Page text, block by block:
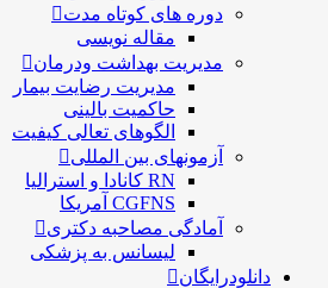
دوره های کوتاه مدت
مقاله نویسی
مدیریت بهداشت ودرمان
مديريت رضايت بيمار
حاكميت بالينی
الگوهای تعالی کيفيت
آزمونهای بین المللی
RN کانادا و استرالیا
CGFNS آمریکا
آمادگی مصاحبه دکتری
لیسانس به پزشکی
دانلودرایگان